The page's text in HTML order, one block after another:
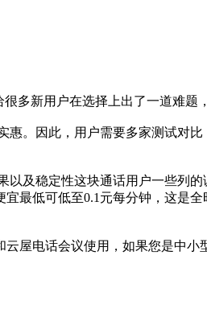
多新用户在选择上出了一道难题
。因此，用户需要多家测试对
及稳定性这块通话用户一些列
最低可低至0.1元每分钟，这是
电话会议使用，如果您是中小